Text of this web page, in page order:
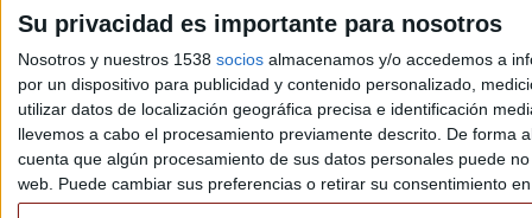
Su privacidad es importante para nosotros
Nosotros y nuestros 1538 socios almacenamos y/o accedemos a
por un dispositivo para publicidad y contenido personalizado,
utilizar datos de localización geográfica precisa e identificación
llevemos a cabo el procesamiento previamente descrito. De
cuenta que algún procesamiento de sus datos personales puede
web. Puede cambiar sus preferencias o retirar su consentimiento